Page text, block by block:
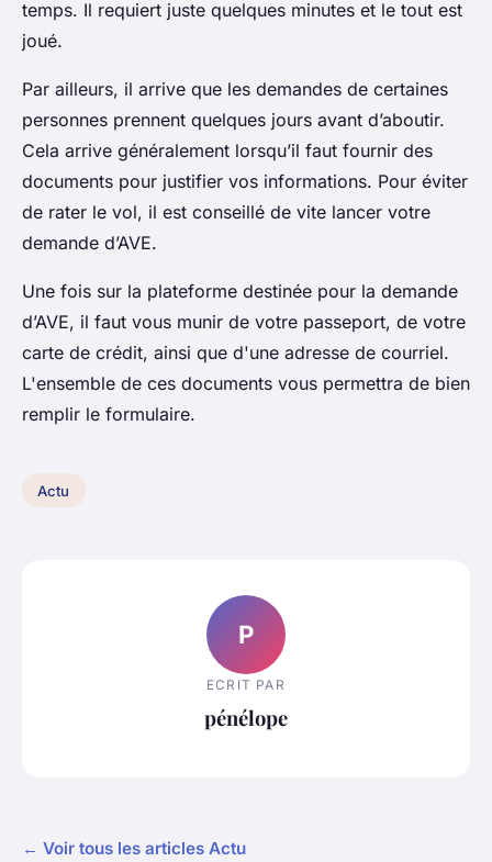
temps. Il requiert juste quelques minutes et le tout est
joué.
Par ailleurs, il arrive que les demandes de certaines
personnes prennent quelques jours avant d’aboutir.
Cela arrive généralement lorsqu’il faut fournir des
documents pour justifier vos informations. Pour éviter
de rater le vol, il est conseillé de vite lancer votre
demande d’AVE.
Une fois sur la plateforme destinée pour la demande
d’AVE, il faut vous munir de votre passeport, de votre
carte de crédit, ainsi que d'une adresse de courriel.
L'ensemble de ces documents vous permettra de bien
remplir le formulaire.
Actu
P
ECRIT PAR
pénélope
← Voir tous les articles Actu